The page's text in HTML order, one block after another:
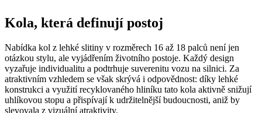
Kola, která definují postoj
Nabídka kol z lehké slitiny v rozměrech 16 až 18 palců není jen
otázkou stylu, ale vyjádřením životního postoje. Každý design
vyzařuje individualitu a podtrhuje suverenitu vozu na silnici. Za
atraktivním vzhledem se však skrývá i odpovědnost: díky lehké
konstrukci a využití recyklovaného hliníku tato kola aktivně snižují
uhlíkovou stopu a přispívají k udržitelnější budoucnosti, aniž by
slevovala z vizuální atraktivity.